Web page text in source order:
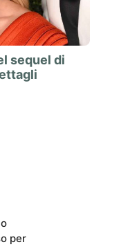
sequel di
per